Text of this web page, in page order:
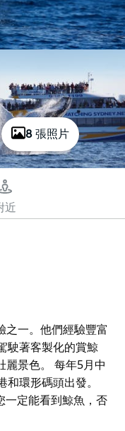
8 張照片
近
之一。他們經驗豐富
駛著客製化的賞鯨
麗景色。 每年5月中
環形碼頭出發。
一定能看到鯨魚，否